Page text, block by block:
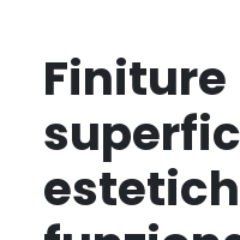
Finiture